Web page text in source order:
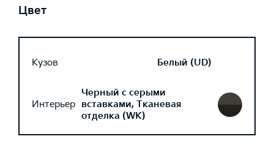
Цвет
Кузов Белый (UD)
Интерьер
Черный с серыми
вставками, Тканевая
отделка (WK)